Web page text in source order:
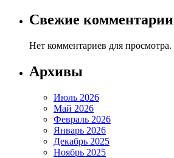
Свежие комментарии
Нет комментариев для просмотра.
Архивы
Июль 2026
Май 2026
Февраль 2026
Январь 2026
Декабрь 2025
Ноябрь 2025